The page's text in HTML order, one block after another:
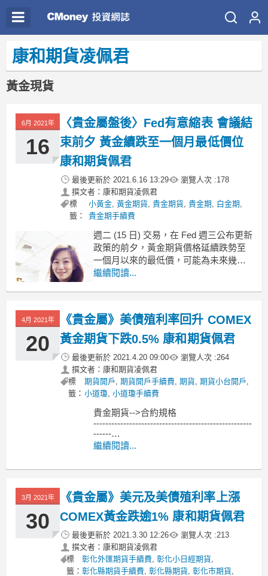
康和期貨凌佩君
黃金現貨
6月 2021年
16
〈貴金屬盤後〉Fed有意縮表 會議結
束前夕 黃金續跌至一個月最低價位
康和期貨佩君
最後更新於 2021.6.16 13:29 瀏覽人次 :178
撰文者：康和期貨凌佩君
標
籤：
小黃金, 黃金期貨, 貴金期貨, 貴金期, 白金期,
貴金期手續費
週二 (15 日) 交易，在 Fed 週三公布更新
政策的前夕，黃金期貨價格延續跌勢至
一個月以來的最低價，可能為未來幾個
月的金融市場定下基調。
FXTM 高級研究分析師 Lukman
疊層塔一樣崩塌，因為 Fed 概述了縮減
緊急刺激措施的路徑，
繼續閱讀...
4月 2021年
20
《貴金屬》美債殖利率回升 COMEX
黃金期貨下跌0.5% 康和期貨佩君
最後更新於 2021.4.20 09:00 瀏覽人次 :264
撰文者：康和期貨凌佩君
標
籤：
期貨開戶 ,期貨開戶手續費,期貨,期貨小台開戶 ,
小道瓊,小道瓊手續費
貴金期貨-->合約規格
-----------------------------------------------------
------
MoneyDJ新聞 2021-04-20 07:21:34 記者
紐約商品期貨交易所（COMEX）6月黃
繼續閱讀...
3月 2021年
30
《貴金屬》美元及美債殖利率上漲
COMEX黃金跌逾1% 康和期貨佩君
最後更新於 2021.3.30 12:26 瀏覽人次 :213
撰文者：康和期貨凌佩君
標
籤：
彰化外匯期貨手續費, 彰化小日經期貨,
彰化縣期貨手續費, 彰化縣期貨, 彰化市期貨,